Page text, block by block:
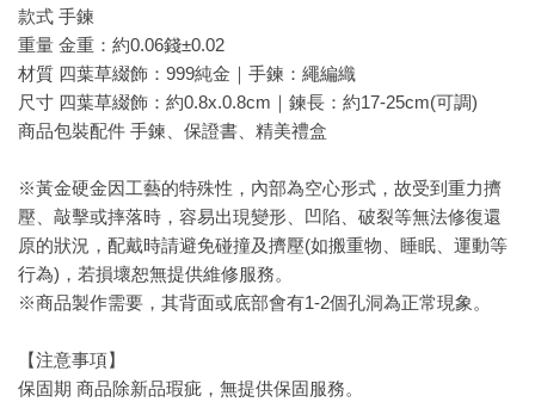
款式 手鍊
重量 金重：約0.06錢±0.02
材質 四葉草綴飾：999純金｜手鍊：繩編織
尺寸 四葉草綴飾：約0.8x.0.8cm｜鍊長：約17-25cm(可調)
商品包裝配件 手鍊、保證書、精美禮盒
※黃金硬金因工藝的特殊性，內部為空心形式，故受到重力擠
壓、敲擊或摔落時，容易出現變形、凹陷、破裂等無法修復還
原的狀況，配戴時請避免碰撞及擠壓(如搬重物、睡眠、運動等
行為)，若損壞恕無提供維修服務。
※商品製作需要，其背面或底部會有1-2個孔洞為正常現象。
【注意事項】
保固期 商品除新品瑕疵，無提供保固服務。